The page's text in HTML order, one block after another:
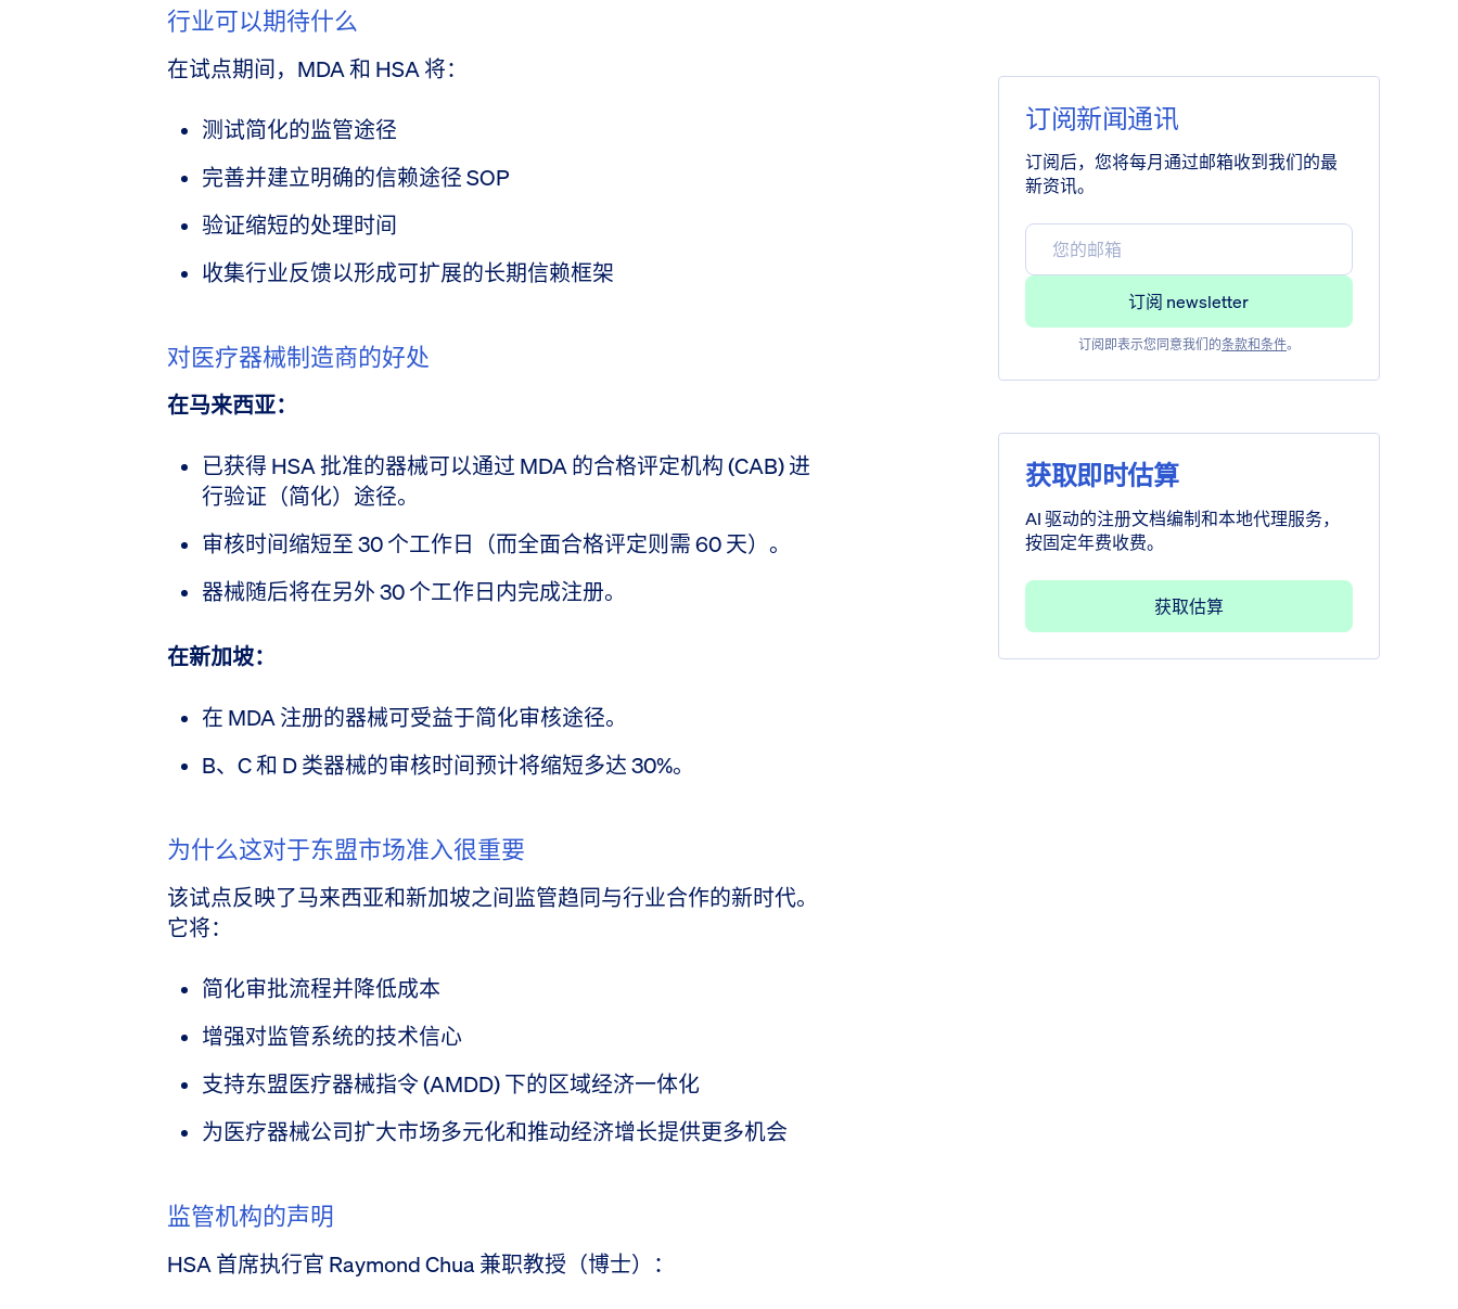
行业可以期待什么
在试点期间，MDA 和 HSA 将：
测试简化的监管途径
完善并建立明确的信赖途径 SOP
验证缩短的处理时间
收集行业反馈以形成可扩展的长期信赖框架
对医疗器械制造商的好处
在马来西亚：
已获得 HSA 批准的器械可以通过 MDA 的合格评定机构 (CAB) 进
行验证（简化）途径。
审核时间缩短至 30 个工作日（而全面合格评定则需 60 天）。
器械随后将在另外 30 个工作日内完成注册。
在新加坡：
在 MDA 注册的器械可受益于简化审核途径。
B、C 和 D 类器械的审核时间预计将缩短多达 30%。
为什么这对于东盟市场准入很重要
该试点反映了马来西亚和新加坡之间监管趋同与行业合作的新时代。
它将：
简化审批流程并降低成本
增强对监管系统的技术信心
支持东盟医疗器械指令 (AMDD) 下的区域经济一体化
为医疗器械公司扩大市场多元化和推动经济增长提供更多机会
监管机构的声明
HSA 首席执行官 Raymond Chua 兼职教授（博士）：
订阅新闻通讯
订阅后，您将每月通过邮箱收到我们的最
新资讯。
订阅即表示您同意我们的条款和条件。
获取即时估算
AI 驱动的注册文档编制和本地代理服务，
按固定年费收费。
获取估算